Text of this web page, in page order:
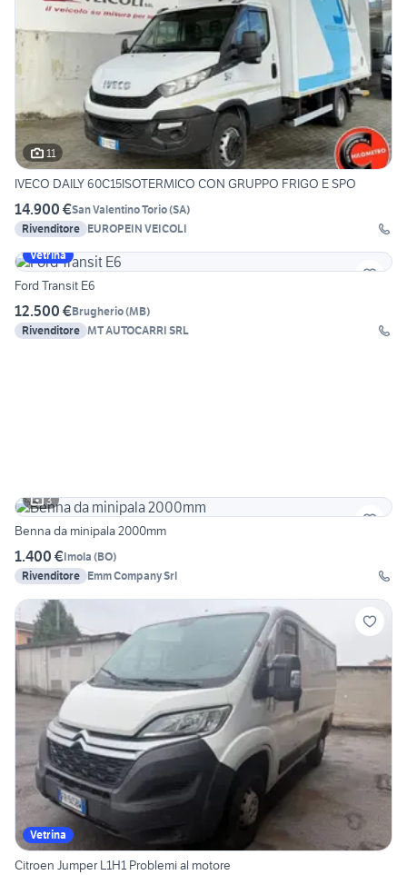
11
IVECO DAILY 60C15ISOTERMICO CON GRUPPO FRIGO E SPO
14.900 €San Valentino Torio(SA)
Rivenditore EUROPEIN VEICOLI
Vetrina
Ford Transit E6
12.500 €Brugherio(MB)
Rivenditore MT AUTOCARRI SRL
3
Benna da minipala 2000mm
1.400 €Imola (BO)
Rivenditore Emm Company Srl
Vetrina
Citroen Jumper L1H1 Problemi al motore